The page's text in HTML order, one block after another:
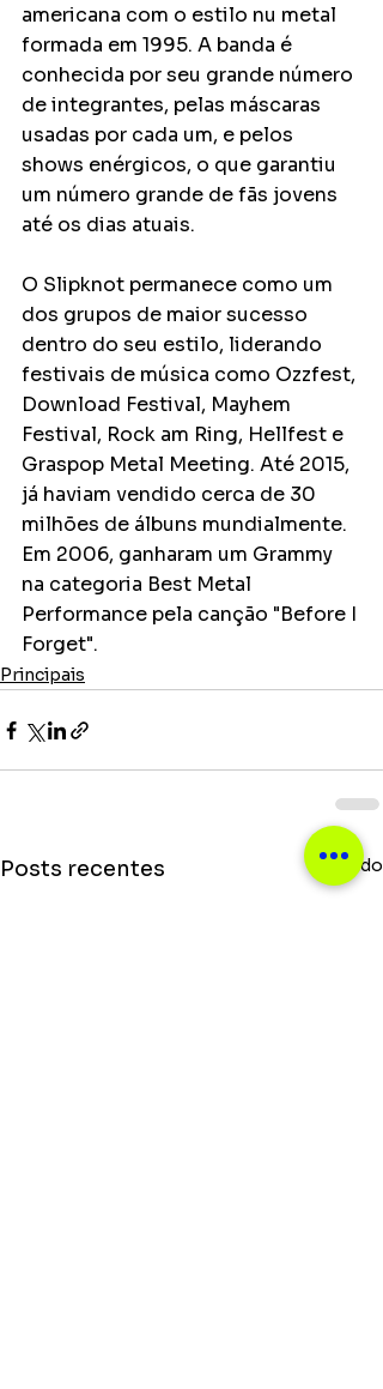
americana com o estilo nu metal
formada em 1995. A banda é
conhecida por seu grande número
de integrantes, pelas máscaras
usadas por cada um, e pelos
shows enérgicos, o que garantiu
um número grande de fãs jovens
até os dias atuais.
O Slipknot permanece como um
dos grupos de maior sucesso
dentro do seu estilo, liderando
festivais de música como Ozzfest,
Download Festival, Mayhem
Festival, Rock am Ring, Hellfest e
Graspop Metal Meeting. Até 2015,
já haviam vendido cerca de 30
milhões de álbuns mundialmente.
Em 2006, ganharam um Grammy
na categoria Best Metal
Performance pela canção "Before I
Forget".
Principais
Posts recentes Ver tudo